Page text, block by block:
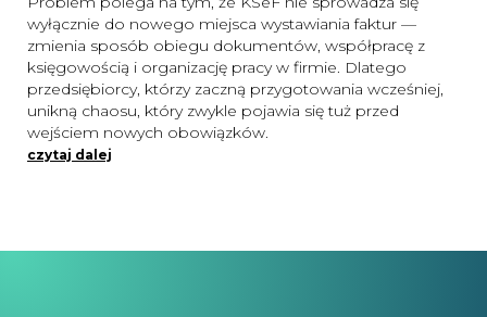
wyłącznie do nowego miejsca wystawiania faktur —
zmienia sposób obiegu dokumentów, współpracę z
księgowością i organizację pracy w firmie. Dlatego
przedsiębiorcy, którzy zaczną przygotowania wcześniej,
unikną chaosu, który zwykle pojawia się tuż przed
wejściem nowych obowiązków.
czytaj dalej